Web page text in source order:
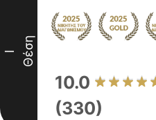
I Θέση
10.0
(330)